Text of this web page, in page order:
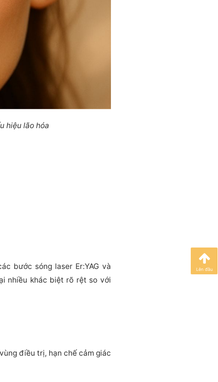
hiệu lão hóa
bước sóng laser Er:YAG và
nhiều khác biệt rõ rệt so với
điều trị, hạn chế cảm giác
Lên đầu